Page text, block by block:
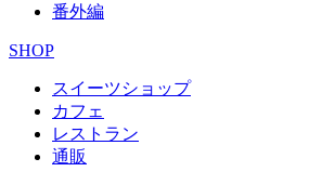
番外編
SHOP
スイーツショップ
カフェ
レストラン
通販